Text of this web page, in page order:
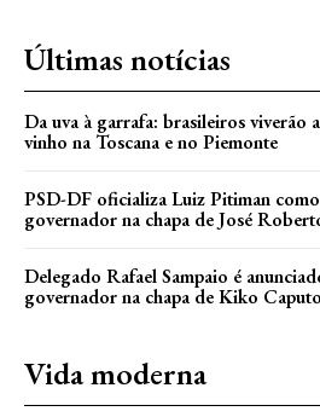
Últimas notícias
Da uva à garrafa: brasileiros viverão
vinho na Toscana e no Piemonte
PSD-DF oficializa Luiz Pitiman
governador na chapa de José
Delegado Rafael Sampaio é
governador na chapa de Kiko
Vida moderna